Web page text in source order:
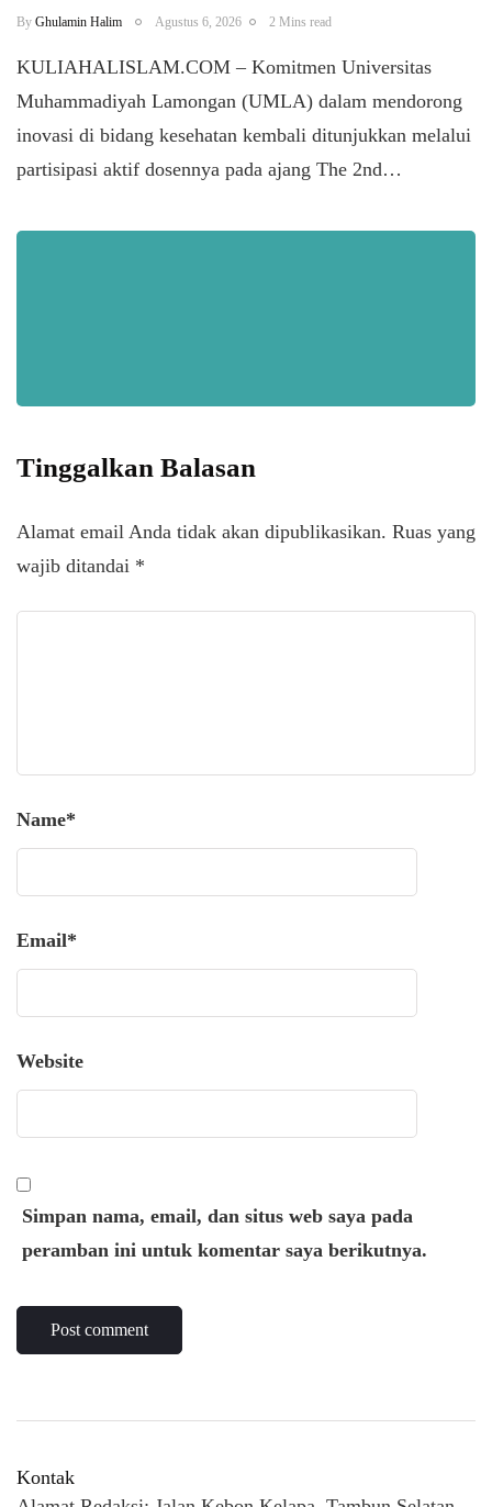
By Ghulamin Halim Agustus 6, 2026 2 Mins read
KULIAHALISLAM.COM – Komitmen Universitas
Muhammadiyah Lamongan (UMLA) dalam mendorong
inovasi di bidang kesehatan kembali ditunjukkan melalui
partisipasi aktif dosennya pada ajang The 2nd…
Tinggalkan Balasan
Alamat email Anda tidak akan dipublikasikan. Ruas yang
wajib ditandai *
Name*
Email*
Website
Simpan nama, email, dan situs web saya pada
peramban ini untuk komentar saya berikutnya.
Kontak